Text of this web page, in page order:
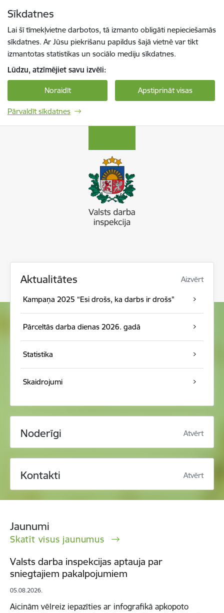
Sīkdatnes
Lai šī tīmekļvietne darbotos, tā izmanto obligāti nepieciešamās
sīkdatnes. Ar Jūsu piekrišanu papildus šajā vietnē var tikt
izmantotas statistikas un sociālo mediju sīkdatnes.
Lūdzu, atzīmējiet savu izvēli:
Noraidīt Apstiprināt visas
Pārvaldīt sīkdatnes
Aktualitātes Aizvērt
Kampaņa 2025 “Esi drošs, ka darbs ir drošs"
Pārceltās darba dienas 2026. gadā
Statistika
Skaidrojumi
Noderīgi Atvērt
Kontakti Atvērt
Jaunumi
Skatīt visus jaunumus
Valsts darba inspekcijas aptauja par
sniegtajiem pakalpojumiem
05.08.2026.
Aicinām vēlreiz iepazīties ar infografikā apkopoto